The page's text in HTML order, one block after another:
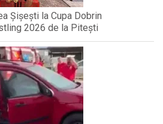
Șișești la Cupa Dobrin
2026 de la Pitești